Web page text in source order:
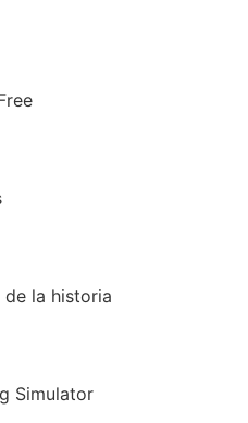
de la historia
Simulator